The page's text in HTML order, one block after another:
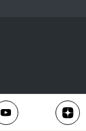
только с